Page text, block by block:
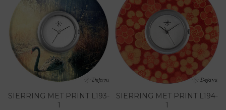
SIERRING MET PRINT L193-
1
SIERRING MET PRINT L194-
1